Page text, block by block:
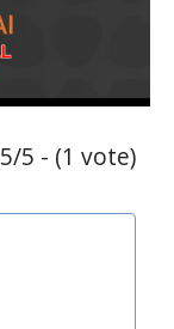
5/5 - (1 vote)